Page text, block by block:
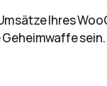
Ihres